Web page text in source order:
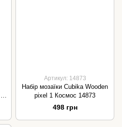
Артикул: 14873
Набір мозаїки Cubika Wooden
pixel 1 Космос 14873
498 грн